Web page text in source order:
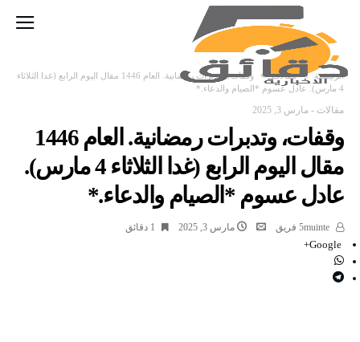
‫الرئيسية‬ مقالات
وقفات، وتدبرات رمضانية. العام 1446 مقال اليوم الرابع (غدا الثلاثاء
4 مارس). عادل عسوم *الصيام والدعاء.*
مقالات - مارس 3, 2025
وقفات، وتدبرات رمضانية. العام 1446
مقال اليوم الرابع (غدا الثلاثاء 4 مارس).
عادل عسوم *الصيام والدعاء.*
مارس 3, 2025 1 ‫دقائق‬
Google+